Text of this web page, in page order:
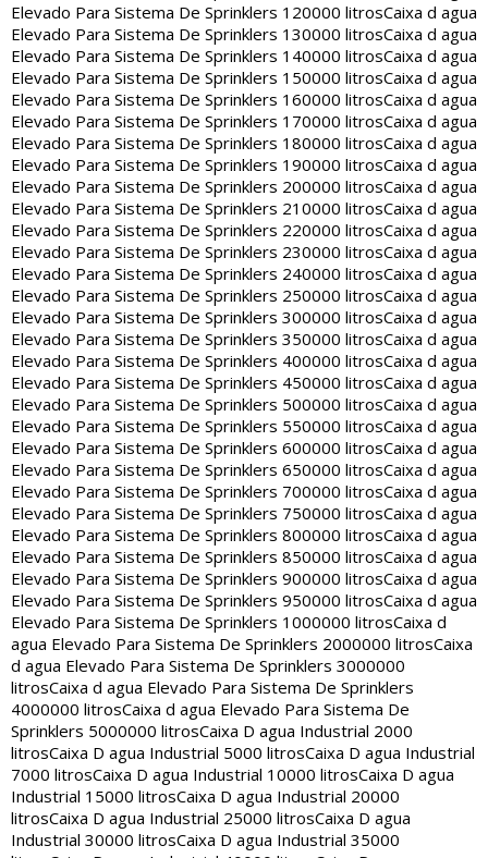
Elevado Para Sistema De Sprinklers 120000 litrosCaixa d agua
Elevado Para Sistema De Sprinklers 130000 litrosCaixa d agua
Elevado Para Sistema De Sprinklers 140000 litrosCaixa d agua
Elevado Para Sistema De Sprinklers 150000 litrosCaixa d agua
Elevado Para Sistema De Sprinklers 160000 litrosCaixa d agua
Elevado Para Sistema De Sprinklers 170000 litrosCaixa d agua
Elevado Para Sistema De Sprinklers 180000 litrosCaixa d agua
Elevado Para Sistema De Sprinklers 190000 litrosCaixa d agua
Elevado Para Sistema De Sprinklers 200000 litrosCaixa d agua
Elevado Para Sistema De Sprinklers 210000 litrosCaixa d agua
Elevado Para Sistema De Sprinklers 220000 litrosCaixa d agua
Elevado Para Sistema De Sprinklers 230000 litrosCaixa d agua
Elevado Para Sistema De Sprinklers 240000 litrosCaixa d agua
Elevado Para Sistema De Sprinklers 250000 litrosCaixa d agua
Elevado Para Sistema De Sprinklers 300000 litrosCaixa d agua
Elevado Para Sistema De Sprinklers 350000 litrosCaixa d agua
Elevado Para Sistema De Sprinklers 400000 litrosCaixa d agua
Elevado Para Sistema De Sprinklers 450000 litrosCaixa d agua
Elevado Para Sistema De Sprinklers 500000 litrosCaixa d agua
Elevado Para Sistema De Sprinklers 550000 litrosCaixa d agua
Elevado Para Sistema De Sprinklers 600000 litrosCaixa d agua
Elevado Para Sistema De Sprinklers 650000 litrosCaixa d agua
Elevado Para Sistema De Sprinklers 700000 litrosCaixa d agua
Elevado Para Sistema De Sprinklers 750000 litrosCaixa d agua
Elevado Para Sistema De Sprinklers 800000 litrosCaixa d agua
Elevado Para Sistema De Sprinklers 850000 litrosCaixa d agua
Elevado Para Sistema De Sprinklers 900000 litrosCaixa d agua
Elevado Para Sistema De Sprinklers 950000 litrosCaixa d agua
Elevado Para Sistema De Sprinklers 1000000 litrosCaixa d
agua Elevado Para Sistema De Sprinklers 2000000 litrosCaixa
d agua Elevado Para Sistema De Sprinklers 3000000
litrosCaixa d agua Elevado Para Sistema De Sprinklers
4000000 litrosCaixa d agua Elevado Para Sistema De
Sprinklers 5000000 litrosCaixa D agua Industrial 2000
litrosCaixa D agua Industrial 5000 litrosCaixa D agua Industrial
7000 litrosCaixa D agua Industrial 10000 litrosCaixa D agua
Industrial 15000 litrosCaixa D agua Industrial 20000
litrosCaixa D agua Industrial 25000 litrosCaixa D agua
Industrial 30000 litrosCaixa D agua Industrial 35000